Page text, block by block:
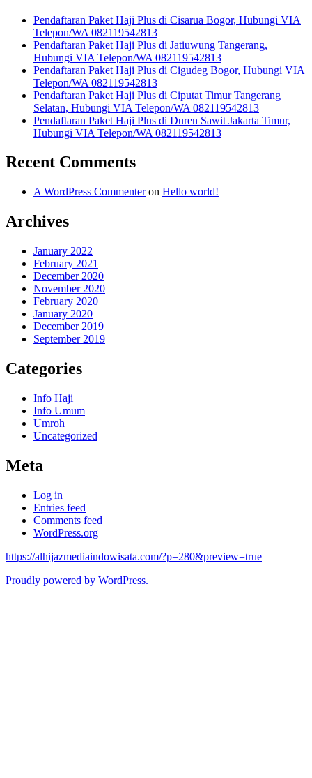
Pendaftaran Paket Haji Plus di Cisarua Bogor, Hubungi VIA
Telepon/WA 082119542813
Pendaftaran Paket Haji Plus di Jatiuwung Tangerang,
Hubungi VIA Telepon/WA 082119542813
Pendaftaran Paket Haji Plus di Cigudeg Bogor, Hubungi VIA
Telepon/WA 082119542813
Pendaftaran Paket Haji Plus di Ciputat Timur Tangerang
Selatan, Hubungi VIA Telepon/WA 082119542813
Pendaftaran Paket Haji Plus di Duren Sawit Jakarta Timur,
Hubungi VIA Telepon/WA 082119542813
Recent Comments
A WordPress Commenteron Hello world!
Archives
January 2022
February 2021
December 2020
November 2020
February 2020
January 2020
December 2019
September 2019
Categories
Info Haji
Info Umum
Umroh
Uncategorized
Meta
Log in
Entries feed
Comments feed
WordPress.org
https://alhijazmediaindowisata.com/?p=280&preview=true
Proudly powered by WordPress.